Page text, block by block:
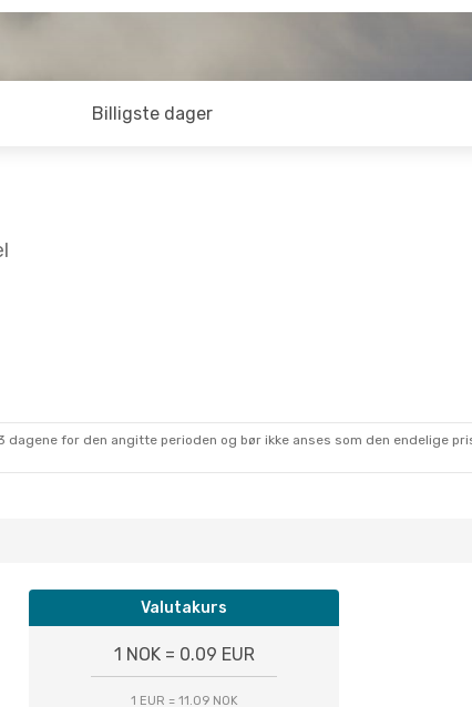
Billigste dager
for den angitte perioden og bør ikke anses som den endelige
Valutakurs
1 NOK = 0.09 EUR
1 EUR = 11.09 NOK